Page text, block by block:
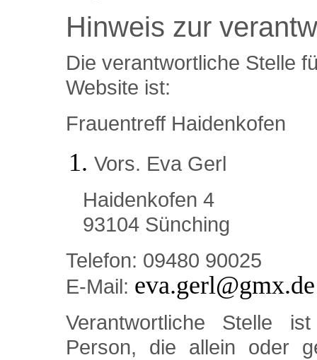
Hinweis zur
Die verantwortliche Stelle
Website ist:
Frauentreff Haidenkofen
Vors. Eva Gerl
Haidenkofen 4
93104 Sünching
Telefon: 09480 90025
E-Mail: eva.gerl@gmx.de
Verantwortliche Stelle
Person, die allein oder